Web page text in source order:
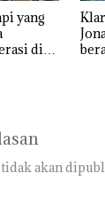
yang
di
akan